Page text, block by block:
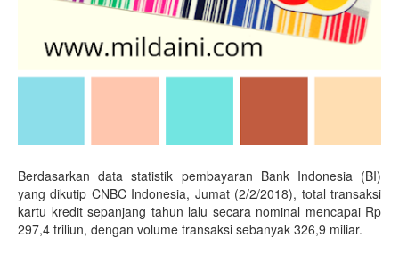
Berdasarkan data statistik pembayaran Bank Indonesia (BI)
yang dikutip CNBC Indonesia, Jumat (2/2/2018), total transaksi
kartu kredit sepanjang tahun lalu secara nominal mencapai Rp
297,4 triliun, dengan volume transaksi sebanyak 326,9 miliar.